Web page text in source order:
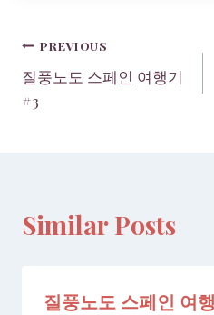
Post
navigation
PREVIOUS
질풍노도 스페인 여행기
#3
Similar Posts
질풍노도 스페인 여